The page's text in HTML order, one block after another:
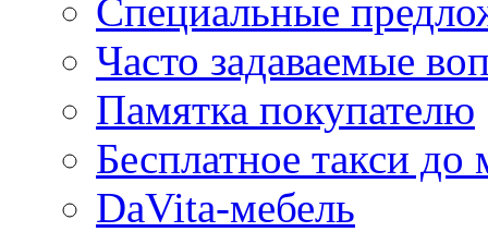
Специальные
Часто задаваемые
Памятка покупателю
Бесплатное такси до
DaVita-мебель